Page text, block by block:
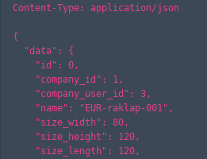
Content-Type: application/json
{
  "data": {
    "id": 0,
    "company_id": 1,
    "company_user_id": 3,
    "name": "EUR-raklap-001",
    "size_width": 80,
    "size_height": 120,
    "size_length": 120,